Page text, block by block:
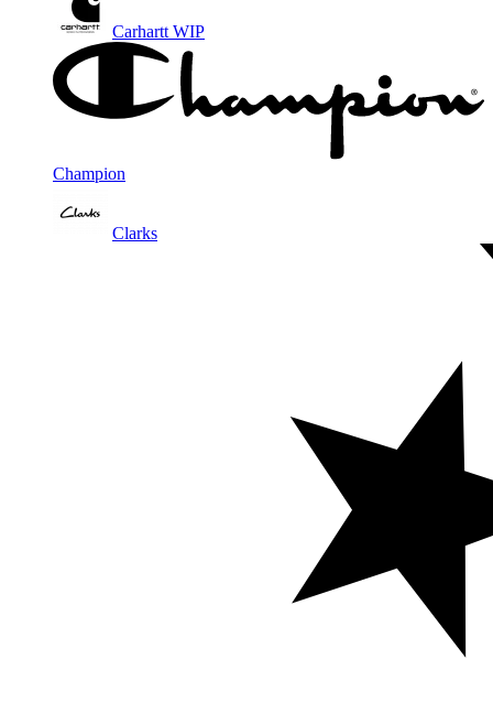
Carhartt WIP
Champion
Clarks